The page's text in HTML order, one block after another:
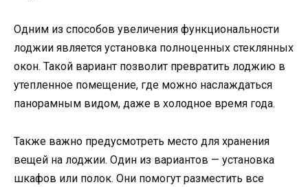
Одним из способов увеличения функциональности
лоджии является установка полноценных стеклянных
окон. Такой вариант позволит превратить лоджию в
утепленное помещение, где можно наслаждаться
панорамным видом, даже в холодное время года.
Также важно предусмотреть место для хранения
вещей на лоджии. Один из вариантов — установка
шкафов или полок. Они помогут разместить все